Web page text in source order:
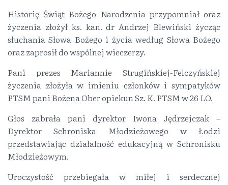
Historię Świąt Bożego Narodzenia przypomniał oraz
życzenia złożył ks. kan. dr Andrzej Blewiński życząc
słuchania Słowa Bożego i życia według Słowa Bożego
oraz zaprosił do wspólnej wieczerzy.
Pani prezes Mariannie Strugińskiej-Felczyńskiej
życzenia złożyła w imieniu członków i sympatyków
PTSM pani Bożena Ober opiekun Sz. K. PTSM w 26 LO.
Głos zabrała pani dyrektor Iwona Jędrzejczak –
Dyrektor Schroniska Młodzieżowego w Łodzi
przedstawiając działalność edukacyjną w Schronisku
Młodzieżowym.
Uroczystość przebiegała w miłej i serdecznej